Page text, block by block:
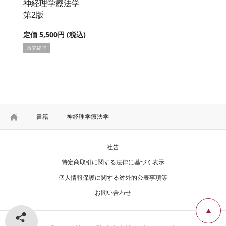
HOME 書籍 神経理学療法学
神経理学療法学
第2版
定価 5,500円 (税込)
販売終了
シェアする
社告
特定商取引に関する法律に基づく表示
個人情報保護に関する対外的公表事項等
お問い合わせ